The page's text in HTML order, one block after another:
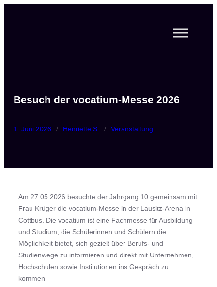
Besuch der vocatium-Messe 2026
1. Juni 2026 / Henriette S. / Veranstaltung
Am 27.05.2026 besuchte der Jahrgang 10 gemeinsam mit
Frau Krüger die vocatium-Messe in der Lausitz-Arena in
Cottbus. Die vocatium ist eine Fachmesse für Ausbildung
und Studium, die Schülerinnen und Schülern die
Möglichkeit bietet, sich gezielt über Berufs- und
Studienwege zu informieren und direkt mit Unternehmen,
Hochschulen sowie Institutionen ins Gespräch zu
kommen.